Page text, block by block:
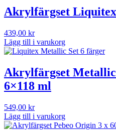
Akrylfärgset Liquitex
439,00 kr
Lägg till i varukorg
Akrylfärgset
6×118 ml
549,00 kr
Lägg till i varukorg